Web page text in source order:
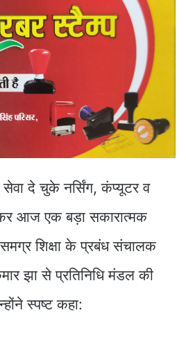
दे चुके नर्सिंग, कंप्यूटर व
आज एक बड़ा सकारात्मक
शिक्षा के प्रबंध संचालक
झा से प्रतिनिधि मंडल की
स्पष्ट कहा: